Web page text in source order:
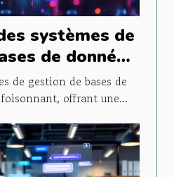
systèmes de
de données
exploités
de gestion de bases de
offrant une...